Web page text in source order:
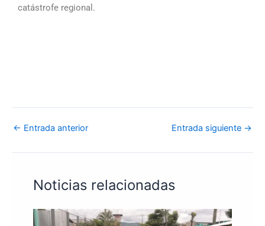
catástrofe regional.
← Entrada anterior Entrada siguiente →
Noticias relacionadas